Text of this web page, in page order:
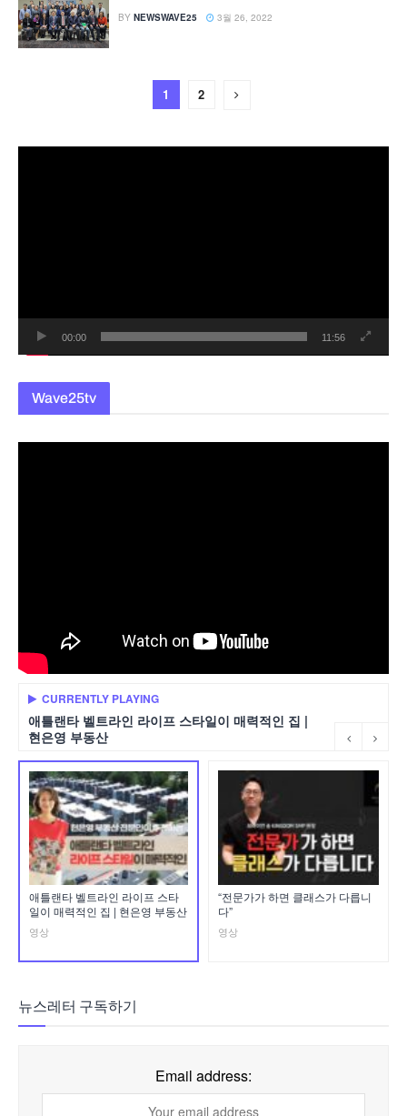
BY NEWSWAVE25 3월 26, 2022
1 2
00:00 11:56
Wave25tv
CURRENTLY PLAYING
애틀랜타 벨트라인 라이프 스타일이 매력적인 집 |
현은영 부동산
애틀랜타 벨트라인 라이프 스타
일이 매력적인 집 | 현은영 부동산
영상
“전문가가 하면 클래스가 다릅니
다”
영상
뉴스레터 구독하기
Email address: